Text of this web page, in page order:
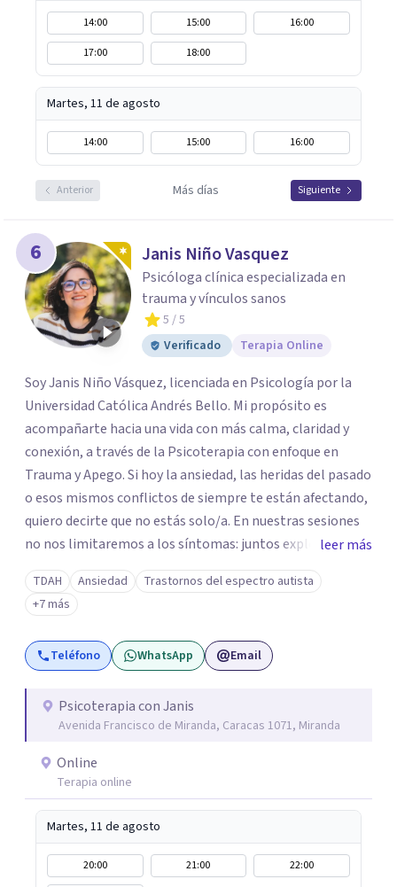
14:00 15:00
16:00
17:00
18:00
Martes, 11 de agosto
14:00 15:00 16:00
Anterior Más días Siguiente
6 Janis Niño Vasquez
Psicóloga clínica especializada en
trauma y vínculos sanos
5 / 5
Verificado
Terapia Online
Soy Janis Niño Vásquez, licenciada en Psicología por la
Universidad Católica Andrés Bello. Mi propósito es
acompañarte hacia una vida con más calma, claridad y
conexión, a través de la Psicoterapia con enfoque en
Trauma y Apego. Si hoy la ansiedad, las heridas del pasado
o esos mismos conflictos de siempre te están afectando,
quiero decirte que no estás solo/a. En nuestras sesiones
no nos limitaremos a los síntomas: juntos exploraremos
qué hay detrás de tu malestar, comprendiendo cómo tus
experiencias y vínculos han marcado tu historia. Quizás te
cuesta poner límites, confiar en los demás o repites
vínculos que te hacen daño. O tal vez buscas
herramientas para comprender y acompañar mejor a tus
seguro para iniciar tu proceso de sanación. Si sientes que
es el momento de transformar tu historia, estaré para
leer más
TDAH Ansiedad
Trastornos del espectro autista
+7 más
Teléfono WhatsApp Email
Psicoterapia con Janis
Avenida Francisco de Miranda, Caracas 1071, Miranda
Online
Terapia online
Martes, 11 de agosto
20:00 21:00
22:00